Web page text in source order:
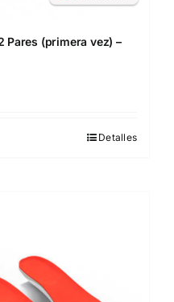
Pares (primera vez) –
Detalles